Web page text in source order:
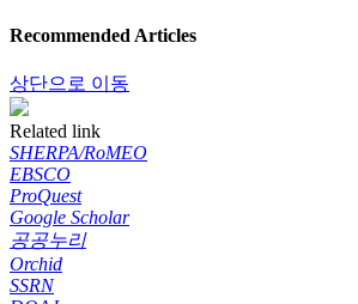
Recommended Articles
상단으로 이동
Related link
SHERPA/RoMEO
EBSCO
ProQuest
Google Scholar
공공누리
Orchid
SSRN